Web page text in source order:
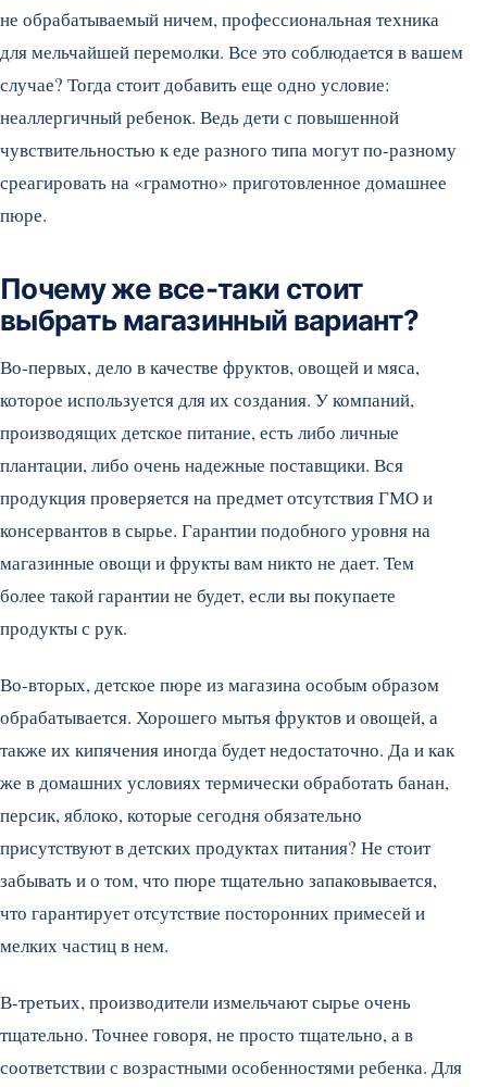
не обрабатываемый ничем, профессиональная техника
для мельчайшей перемолки. Все это соблюдается в вашем
случае? Тогда стоит добавить еще одно условие:
неаллергичный ребенок. Ведь дети с повышенной
чувствительностью к еде разного типа могут по-разному
среагировать на «грамотно» приготовленное домашнее
пюре.
Почему же все-таки стоит
выбрать магазинный вариант?
Во-первых, дело в качестве фруктов, овощей и мяса,
которое используется для их создания. У компаний,
производящих детское питание, есть либо личные
плантации, либо очень надежные поставщики. Вся
продукция проверяется на предмет отсутствия ГМО и
консервантов в сырье. Гарантии подобного уровня на
магазинные овощи и фрукты вам никто не дает. Тем
более такой гарантии не будет, если вы покупаете
продукты с рук.
Во-вторых, детское пюре из магазина особым образом
обрабатывается. Хорошего мытья фруктов и овощей, а
также их кипячения иногда будет недостаточно. Да и как
же в домашних условиях термически обработать банан,
персик, яблоко, которые сегодня обязательно
присутствуют в детских продуктах питания? Не стоит
забывать и о том, что пюре тщательно запаковывается,
что гарантирует отсутствие посторонних примесей и
мелких частиц в нем.
В-третьих, производители измельчают сырье очень
тщательно. Точнее говоря, не просто тщательно, а в
соответствии с возрастными особенностями ребенка. Для